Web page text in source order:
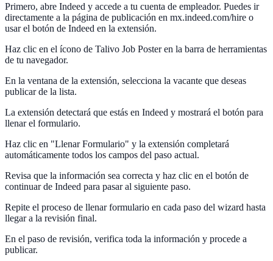
Primero, abre Indeed y accede a tu cuenta de empleador. Puedes ir
directamente a la página de publicación en mx.indeed.com/hire o
usar el botón de Indeed en la extensión.
Haz clic en el ícono de Talivo Job Poster en la barra de herramientas
de tu navegador.
En la ventana de la extensión, selecciona la vacante que deseas
publicar de la lista.
La extensión detectará que estás en Indeed y mostrará el botón para
llenar el formulario.
Haz clic en "Llenar Formulario" y la extensión completará
automáticamente todos los campos del paso actual.
Revisa que la información sea correcta y haz clic en el botón de
continuar de Indeed para pasar al siguiente paso.
Repite el proceso de llenar formulario en cada paso del wizard hasta
llegar a la revisión final.
En el paso de revisión, verifica toda la información y procede a
publicar.